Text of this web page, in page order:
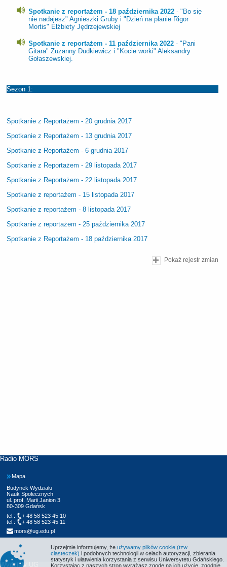
Spotkanie z reportażem - 18 października 2022 - "Bo się
nie nadajesz" Agnieszki Gruby i "Dzień na planie Rigor
Mortis" Elżbiety Jędrzejewskiej
Spotkanie z reportażem - 11 października 2022 - "Pani
Gitara" Zuzanny Dudkiewicz i "Kocie worki" Aleksandry
Gołaszewskiej.
Sezon 1:
Spotkanie z Reportażem - 20 grudnia 2017
Spotkanie z Reportażem - 13 grudnia 2017
Spotkanie z Reportażem - 6 grudnia 2017
Spotkanie z Reportażem - 29 listopada 2017
Spotkanie z Reportażem - 22 listopada 2017
Spotkanie z reportażem - 15 listopada 2017
Spotkanie z reportażem - 8 listopada 2017
Spotkanie z reportażem - 25 października 2017
Spotkanie z Reportażem - 18 października 2017
Pokaż rejestr zmian
Radio MORS
Mapa
Budynek Wydziału
Nauk Społecznych
ul. prof. Marii Janion 3
80-309 Gdańsk
tel.:
+ 48 58 523 45 10
tel.:
+ 48 58 523 45 11
mors@ug.edu.pl
Wydziały UG
Uprzejmie informujemy, że używamy plików cookie (tzw.
ciasteczek) i podobnych technologii w celach autoryzacji, zbierania
statystyk i ułatwienia korzystania z serwisu Uniwersytetu Gdańskiego.
Korzystając z naszych stron wyrażasz zgodę na ich użycie, zgodnie